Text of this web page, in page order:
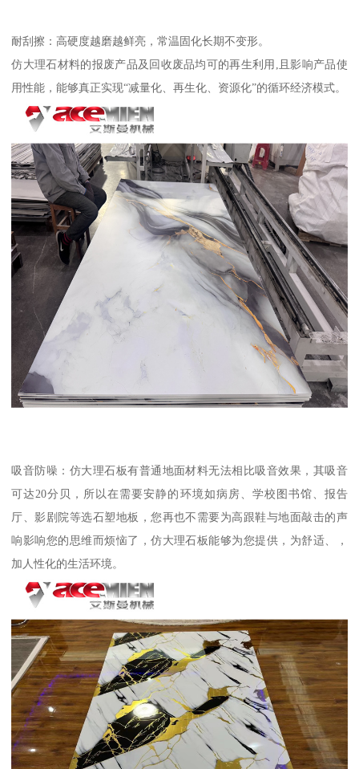
耐刮擦：高硬度越磨越鲜亮，常温固化长期不变形。
仿大理石材料的报废产品及回收废品均可的再生利用,且影响产品使
用性能，能够真正实现“减量化、再生化、资源化”的循环经济模式。
吸音防噪：仿大理石板有普通地面材料无法相比吸音效果，其吸音
可达20分贝，所以在需要安静的环境如病房、学校图书馆、报告
厅、影剧院等选石塑地板，您再也不需要为高跟鞋与地面敲击的声
响影响您的思维而烦恼了，仿大理石板能够为您提供，为舒适、，
加人性化的生活环境。